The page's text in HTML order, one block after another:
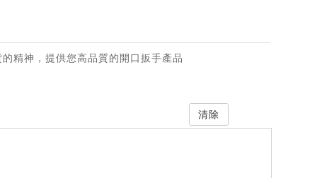
精神，提供您高品質的開口扳手產品
清除